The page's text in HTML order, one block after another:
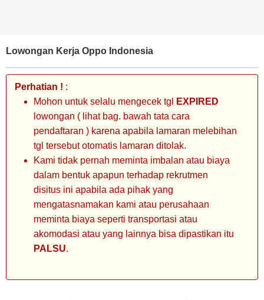
Lowongan Kerja Oppo Indonesia
Perhatian ! :
Mohon untuk selalu mengecek tgl
EXPIRED
lowongan ( lihat bag. bawah tata cara
pendaftaran ) karena apabila lamaran melebihan
tgl tersebut otomatis lamaran ditolak.
Kami tidak pernah meminta imbalan atau biaya
dalam bentuk apapun terhadap rekrutmen
disitus ini apabila ada pihak yang
mengatasnamakan kami atau perusahaan
meminta biaya seperti transportasi atau
akomodasi atau yang lainnya bisa dipastikan itu
PALSU.